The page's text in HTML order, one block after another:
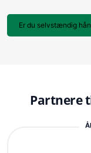
Er du selvstændig
Partnere